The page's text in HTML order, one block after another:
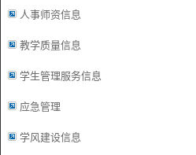
人事师资信息
教学质量信息
学生管理服务信息
应急管理
学风建设信息